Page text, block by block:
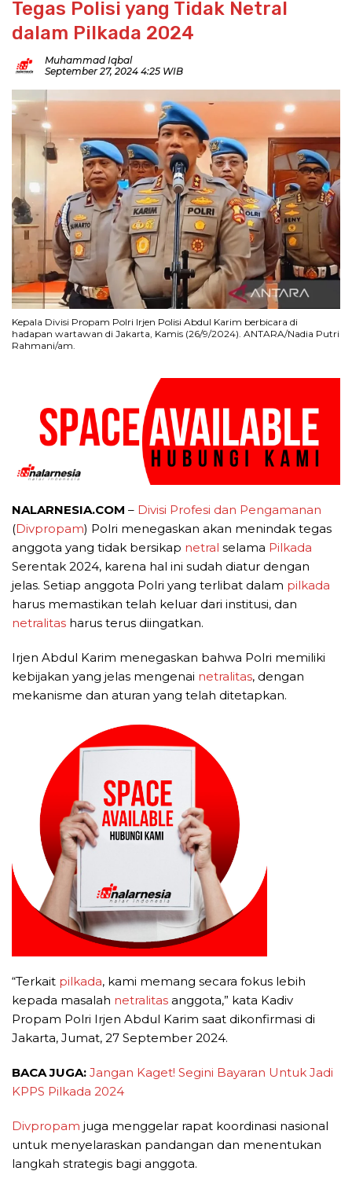
Tegas Polisi yang Tidak Netral
dalam Pilkada 2024
Muhammad Iqbal
September 27, 2024 4:25 WIB
Kepala Divisi Propam Polri Irjen Polisi Abdul Karim berbicara di
hadapan wartawan di Jakarta, Kamis (26/9/2024). ANTARA/Nadia Putri
Rahmani/am.
NALARNESIA.COM – Divisi Profesi dan Pengamanan
(Divpropam) Polri menegaskan akan menindak tegas
anggota yang tidak bersikap netral selama Pilkada
Serentak 2024, karena hal ini sudah diatur dengan
jelas. Setiap anggota Polri yang terlibat dalam pilkada
harus memastikan telah keluar dari institusi, dan
netralitas harus terus diingatkan.
Irjen Abdul Karim menegaskan bahwa Polri memiliki
kebijakan yang jelas mengenai netralitas, dengan
mekanisme dan aturan yang telah ditetapkan.
“Terkait pilkada, kami memang secara fokus lebih
kepada masalah netralitas anggota,” kata Kadiv
Propam Polri Irjen Abdul Karim saat dikonfirmasi di
Jakarta, Jumat, 27 September 2024.
BACA JUGA: Jangan Kaget! Segini Bayaran Untuk Jadi
KPPS Pilkada 2024
Divpropam juga menggelar rapat koordinasi nasional
untuk menyelaraskan pandangan dan menentukan
langkah strategis bagi anggota.